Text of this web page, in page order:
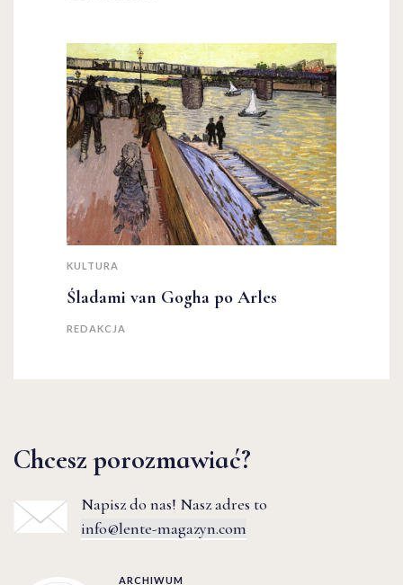
KULTURA
Śladami van Gogha po Arles
REDAKCJA
Chcesz porozmawiać?
Napisz do nas! Nasz adres to
info@lente-magazyn.com
ARCHIWUM